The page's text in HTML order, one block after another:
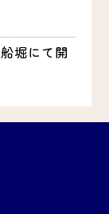
堀にて開